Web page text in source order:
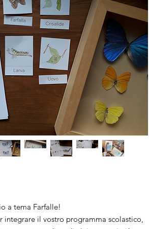
a tema Farfalle!
integrare il vostro programma scolastico,